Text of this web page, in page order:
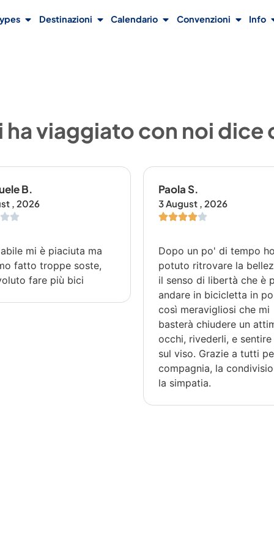
Destinazioni Calendario Convenzioni Info
ha viaggiato con noi dice
B.
, 2026
mi è piaciuta ma
fatto troppe soste,
fare più bici
Paola S.
3 August , 2026
Dopo un po' di tempo
potuto ritrovare la
il senso di libertà che è
andare in bicicletta in
così meravigliosi che mi
basterà chiudere un
occhi, rivederli, e
sul viso. Grazie a tutti
compagnia, la
la simpatia.